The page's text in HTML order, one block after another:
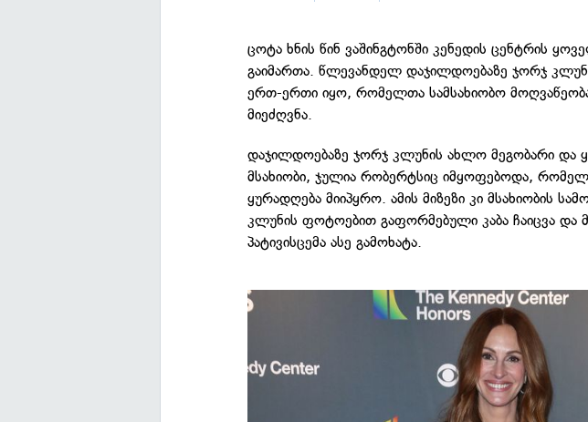
ცოტა ხნის წინ ვაშინგტონში კენედის ცენტრის
გაიმართა. წლევანდელ დაჯილდოებაზე ჯორჯ
ერთ-ერთი იყო, რომელთა სამსახიობო
მიეძღვნა.
დაჯილდოებაზე ჯორჯ კლუნის ახლო მეგობარი და
მსახიობი, ჯულია რობერტსიც იმყოფებოდა,
ყურადღება მიიპყრო. ამის მიზეზი კი მსახიობის
კლუნის ფოტოებით გაფორმებული კაბა ჩაიცვა და
პატივისცემა ასე გამოხატა.